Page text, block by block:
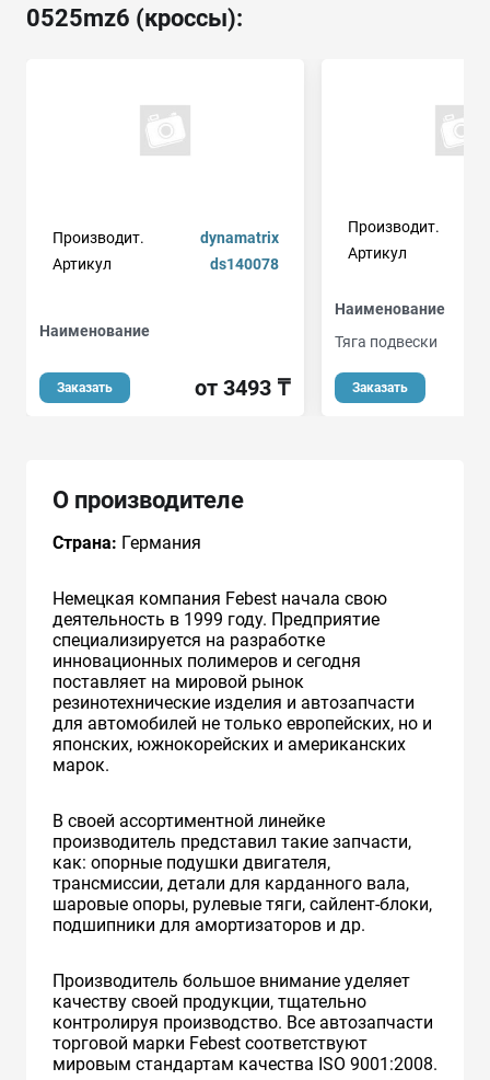
0525mz6 (кроссы):
Производит.
dynamatrix
Артикул
ds140078
Наименование
Заказать от 3493 ₸
Производит.
Артикул
Наименование
Тяга подвески
Заказать
О производителе
Страна: Германия
Немецкая компания Febest начала свою
деятельность в 1999 году. Предприятие
специализируется на разработке
инновационных полимеров и сегодня
поставляет на мировой рынок
резинотехнические изделия и автозапчасти
для автомобилей не только европейских, но и
японских, южнокорейских и американских
марок.
В своей ассортиментной линейке
производитель представил такие запчасти,
как: опорные подушки двигателя,
трансмиссии, детали для карданного вала,
шаровые опоры, рулевые тяги, сайлент-блоки,
подшипники для амортизаторов и др.
Производитель большое внимание уделяет
качеству своей продукции, тщательно
контролируя производство. Все автозапчасти
торговой марки Febest соответствуют
мировым стандартам качества ISO 9001:2008.